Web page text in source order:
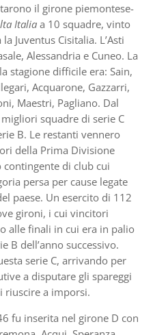
il girone piemontese-
Italiaa 10 squadre, vinto
Juventus Cisitalia. L’Asti
Alessandria e Cuneo. La
stagione difficile era: Sain,
Acquarone, Gazzarri,
Maestri, Pagliano. Dal
squadre di serie C
B. Le restanti vennero
della Prima Divisione
contingente di club cui
persa per cause legate
paese. Un esercito di 112
gironi, i cui vincitori
alle finali in cui era in palio
B dell’anno successivo.
serie C, arrivando per
a disputare gli spareggi
riuscire a imporsi.
fu inserita nel girone D con